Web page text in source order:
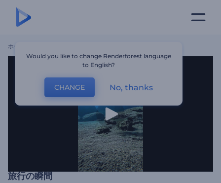
ホーム
旅行の瞬間
Would you like to change Renderforest language
to English?
CHANGE No, thanks